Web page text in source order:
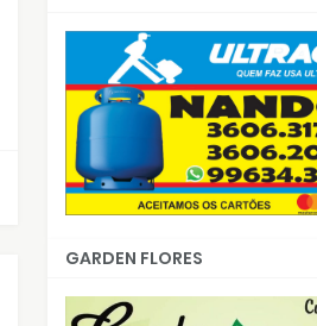
GARDEN FLORES